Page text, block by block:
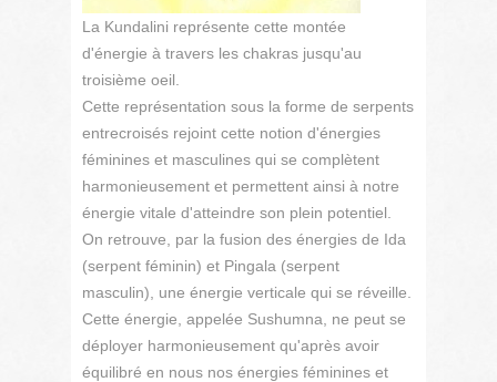
La Kundalini représente cette montée
d'énergie à travers les chakras jusqu'au
troisième oeil.
Cette représentation sous la forme de serpents
entrecroisés rejoint cette notion d'énergies
féminines et masculines qui se complètent
harmonieusement et permettent ainsi à notre
énergie vitale d'atteindre son plein potentiel.
On retrouve, par la fusion des énergies de Ida
(serpent féminin) et Pingala (serpent
masculin), une énergie verticale qui se réveille.
Cette énergie, appelée Sushumna, ne peut se
déployer harmonieusement qu'après avoir
équilibré en nous nos énergies féminines et